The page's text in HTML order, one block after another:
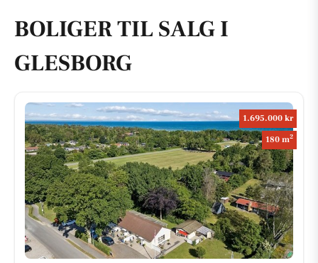
BOLIGER TIL SALG I
GLESBORG
1.695.000 kr
180 m2